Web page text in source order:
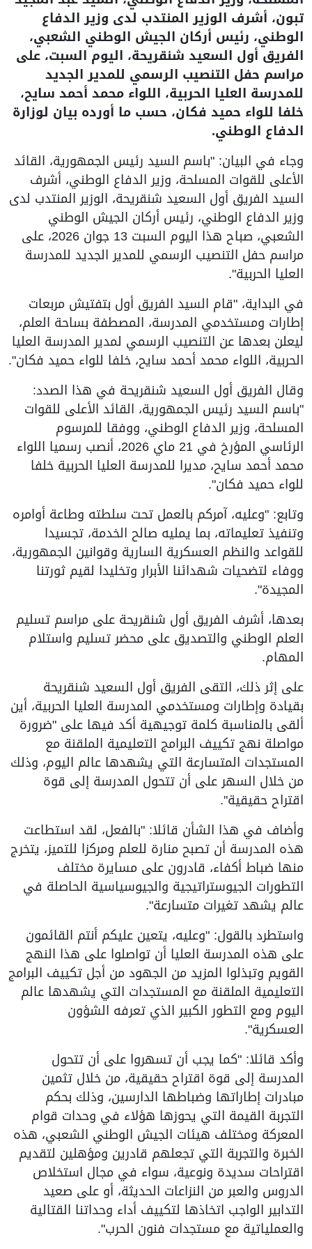
تبون، أشرف الوزير المنتدب لدى وزير الدفاع
الوطني، رئيس أركان الجيش الوطني الشعبي،
الفريق أول السعيد شنقريحة، اليوم السبت، على
مراسم حفل التنصيب الرسمي للمدير الجديد
للمدرسة العليا الحربية، اللواء محمد أحمد سايح،
خلفا للواء حميد فكان، حسب ما أورده بيان لوزارة
الدفاع الوطني.
وجاء في البيان: "باسم السيد رئيس الجمهورية، القائد
الأعلى للقوات المسلحة، وزير الدفاع الوطني، أشرف
السيد الفريق أول السعيد شنقريحة، الوزير المنتدب لدى
وزير الدفاع الوطني، رئيس أركان الجيش الوطني
الشعبي، صباح هذا اليوم السبت 13 جوان 2026، على
مراسم حفل التنصيب الرسمي للمدير الجديد للمدرسة
العليا الحربية".
في البداية، "قام السيد الفريق أول بتفتيش مربعات
إطارات ومستخدمي المدرسة، المصطفة بساحة العلم،
ليعلن بعدها عن التنصيب الرسمي لمدير المدرسة العليا
الحربية، اللواء محمد أحمد سايح، خلفا للواء حميد فكان".
وقال الفريق أول السعيد شنقريحة في هذا الصدد:
"باسم السيد رئيس الجمهورية، القائد الأعلى للقوات
المسلحة، وزير الدفاع الوطني، ووفقا للمرسوم
الرئاسي المؤرخ في 21 ماي 2026، أنصب رسميا اللواء
محمد أحمد سايح، مديرا للمدرسة العليا الحربية خلفا
للواء حميد فكان".
وتابع: "وعليه، آمركم بالعمل تحت سلطته وطاعة أوامره
وتنفيذ تعليماته، بما يمليه صالح الخدمة، تجسيدا
للقواعد والنظم العسكرية السارية وقوانين الجمهورية،
ووفاء لتضحيات شهدائنا الأبرار وتخليدا لقيم ثورتنا
المجيدة".
بعدها، أشرف الفريق أول شنقريحة على مراسم تسليم
العلم الوطني والتصديق على محضر تسليم واستلام
المهام.
على إثر ذلك، التقى الفريق أول السعيد شنقريحة
بقيادة وإطارات ومستخدمي المدرسة العليا الحربية، أين
ألقى بالمناسبة كلمة توجيهية أكد فيها على "ضرورة
مواصلة نهج تكييف البرامج التعليمية الملقنة مع
المستجدات المتسارعة التي يشهدها عالم اليوم، وذلك
من خلال السهر على أن تتحول المدرسة إلى قوة
اقتراح حقيقية".
وأضاف في هذا الشأن قائلا: "بالفعل، لقد استطاعت
هذه المدرسة أن تصبح منارة للعلم ومركزا للتميز، يتخرج
منها ضباط أكفاء، قادرون على مسايرة مختلف
التطورات الجيوستراتيجية والجيوسياسية الحاصلة في
عالم يشهد تغيرات متسارعة".
واستطرد بالقول: "وعليه، يتعين عليكم أنتم القائمون
على هذه المدرسة العليا أن تواصلوا على هذا النهج
القويم وتبذلوا المزيد من الجهود من أجل تكييف البرامج
التعليمية الملقنة مع المستجدات التي يشهدها عالم
اليوم ومع التطور الكبير الذي تعرفه الشؤون
العسكرية".
وأكد قائلا: "كما يجب أن تسهروا على أن تتحول
المدرسة إلى قوة اقتراح حقيقية، من خلال تثمين
مبادرات إطاراتها وضباطها الدارسين، وذلك بحكم
التجربة القيمة التي يحوزها هؤلاء في وحدات قوام
المعركة ومختلف هيئات الجيش الوطني الشعبي، هذه
الخبرة والتجربة التي تجعلهم قادرين ومؤهلين لتقديم
اقتراحات سديدة ونوعية، سواء في مجال استخلاص
الدروس والعبر من النزاعات الحديثة، أو على صعيد
التدابير الواجب اتخاذها لتكييف أداء وحداتنا القتالية
والعملياتية مع مستجدات فنون الحرب".